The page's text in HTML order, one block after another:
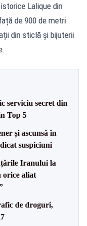
Lalique din
de 900 de metri
din sticlă și bijuterii
serviciu secret din
Top 5
și ascunsă în
suspiciuni
Iranului la
orice aliat
de droguri,